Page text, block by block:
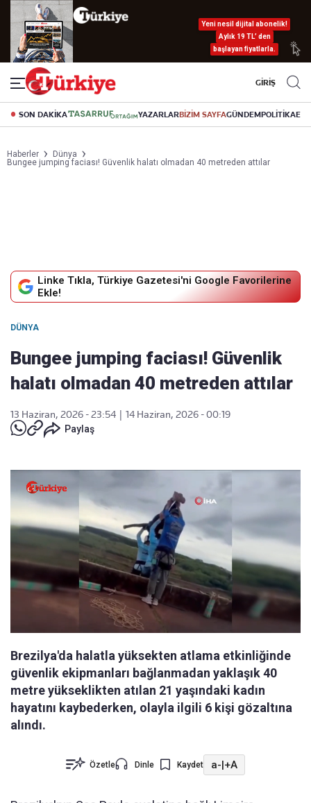
Yeni nesil dijital abonelik!
Aylık 19 TL’ den
başlayan fiyatlarla.
GİRİŞ
SON DAKİKA YAZARLARBİZİM SAYFAGÜNDEMPOLİTİKA
Haberler
Dünya
Bungee jumping faciası! Güvenlik halatı olmadan 40 metreden attılar
Linke Tıkla, Türkiye Gazetesi'ni Google Favorilerine
Ekle!
DÜNYA
Bungee jumping faciası! Güvenlik
halatı olmadan 40 metreden attılar
13 Haziran, 2026 - 23:54
14 Haziran, 2026 - 00:19
Paylaş
Brezilya'da halatla yüksekten atlama etkinliğinde
güvenlik ekipmanları bağlanmadan yaklaşık 40
metre yükseklikten atılan 21 yaşındaki kadın
hayatını kaybederken, olayla ilgili 6 kişi gözaltına
alındı.
Özetle Dinle Kaydet a-|+A